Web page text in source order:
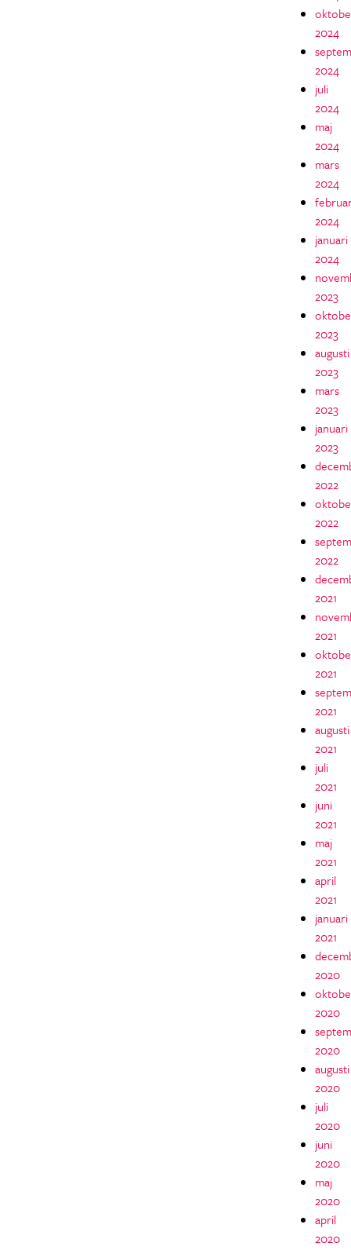
2024
2024
juli
2024
maj
2024
mars
2024
2024
januari
2024
2023
2023
augusti
2023
mars
2023
januari
2023
2022
2022
2022
2021
2021
2021
2021
augusti
2021
juli
2021
juni
2021
maj
2021
april
2021
januari
2021
2020
2020
2020
augusti
2020
juli
2020
juni
2020
maj
2020
april
2020